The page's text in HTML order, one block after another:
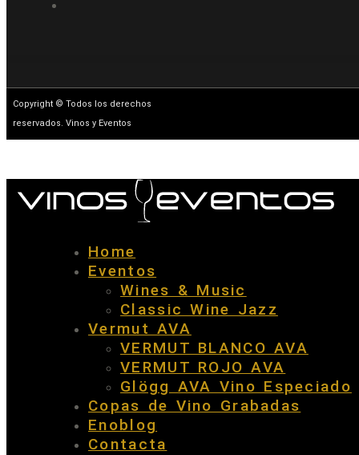
Copyright © Todos los derechos
reservados. Vinos y Eventos
Home
Eventos
Wines & Music
Classic Wine Jazz
Vermut AVA
VERMUT BLANCO AVA
VERMUT ROJO AVA
Glögg AVA Vino Especiado
Copas de Vino Grabadas
Enoblog
Contacta